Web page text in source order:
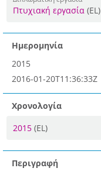
Πτυχιακή εργασία (EL)
Ημερομηνία
2015
2016-01-20T11:36:33Z
Χρονολογία
2015 (EL)
Περιγραφή